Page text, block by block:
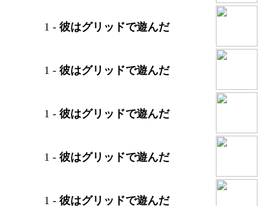
1 - 彼はグリッドで遊んだ
1 - 彼はグリッドで遊んだ
1 - 彼はグリッドで遊んだ
1 - 彼はグリッドで遊んだ
1 - 彼はグリッドで遊んだ